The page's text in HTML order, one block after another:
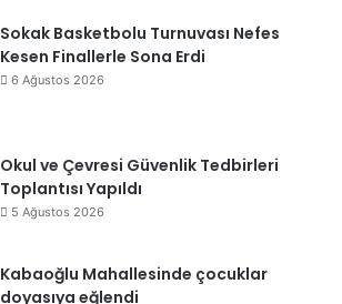
Sokak Basketbolu Turnuvası Nefes
Kesen Finallerle Sona Erdi
6 Ağustos 2026
Okul ve Çevresi Güvenlik Tedbirleri
Toplantısı Yapıldı
5 Ağustos 2026
Kabaoğlu Mahallesinde çocuklar
doyasıya eğlendi